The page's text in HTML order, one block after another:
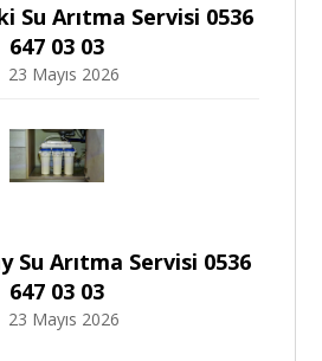
Su Arıtma Servisi 0536
647 03 03
23 Mayıs 2026
Su Arıtma Servisi 0536
647 03 03
23 Mayıs 2026